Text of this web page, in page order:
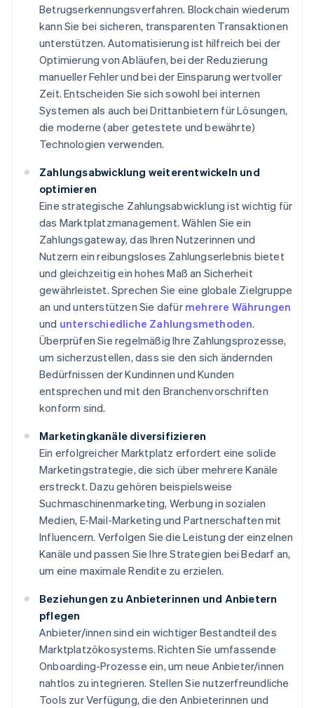
Betrugserkennungsverfahren. Blockchain wiederum
kann Sie bei sicheren, transparenten Transaktionen
unterstützen. Automatisierung ist hilfreich bei der
Optimierung von Abläufen, bei der Reduzierung
manueller Fehler und bei der Einsparung wertvoller
Zeit. Entscheiden Sie sich sowohl bei internen
Systemen als auch bei Drittanbietern für Lösungen,
die moderne (aber getestete und bewährte)
Technologien verwenden.
Zahlungsabwicklung weiterentwickeln und
optimieren
Eine strategische Zahlungsabwicklung ist wichtig für
das Marktplatzmanagement. Wählen Sie ein
Zahlungsgateway, das Ihren Nutzerinnen und
Nutzern ein reibungsloses Zahlungserlebnis bietet
und gleichzeitig ein hohes Maß an Sicherheit
gewährleistet. Sprechen Sie eine globale Zielgruppe
an und unterstützen Sie dafür mehrere Währungen
und unterschiedliche Zahlungsmethoden.
Überprüfen Sie regelmäßig Ihre Zahlungsprozesse,
um sicherzustellen, dass sie den sich ändernden
Bedürfnissen der Kundinnen und Kunden
entsprechen und mit den Branchenvorschriften
konform sind.
Marketingkanäle diversifizieren
Ein erfolgreicher Marktplatz erfordert eine solide
Marketingstrategie, die sich über mehrere Kanäle
erstreckt. Dazu gehören beispielsweise
Suchmaschinenmarketing, Werbung in sozialen
Medien, E-Mail-Marketing und Partnerschaften mit
Influencern. Verfolgen Sie die Leistung der einzelnen
Kanäle und passen Sie Ihre Strategien bei Bedarf an,
um eine maximale Rendite zu erzielen.
Beziehungen zu Anbieterinnen und Anbietern
pflegen
Anbieter/innen sind ein wichtiger Bestandteil des
Marktplatzökosystems. Richten Sie umfassende
Onboarding-Prozesse ein, um neue Anbieter/innen
nahtlos zu integrieren. Stellen Sie nutzerfreundliche
Tools zur Verfügung, die den Anbieterinnen und